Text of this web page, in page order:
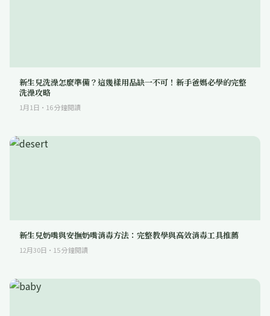
新生兒洗澡怎麼準備？這幾樣用品缺一不可！新手爸媽必學的完整
洗澡攻略
1月1日 · 16分鐘閱讀
新生兒奶嘴與安撫奶嘴消毒方法：完整教學與高效消毒工具推薦
12月30日 · 15分鐘閱讀